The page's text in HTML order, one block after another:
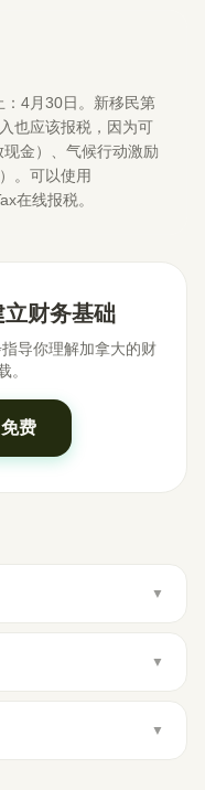
4月30日。新移民第
也应该报税，因为可
金）、气候行动激励
。可以使用
在线报税。
财务基础
导你理解加拿大的财
。
费
▼
▼
▼